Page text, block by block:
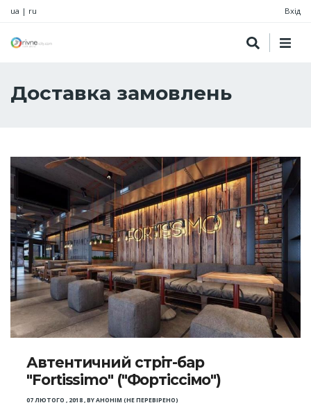
ua | ru Вхід
Доставка замовлень
Автентичний стріт-бар
"Fortissimo" ("Фортіссімо")
07 ЛЮТОГО , 2018,BYАНОНІМ (НЕ ПЕРЕВІРЕНО)